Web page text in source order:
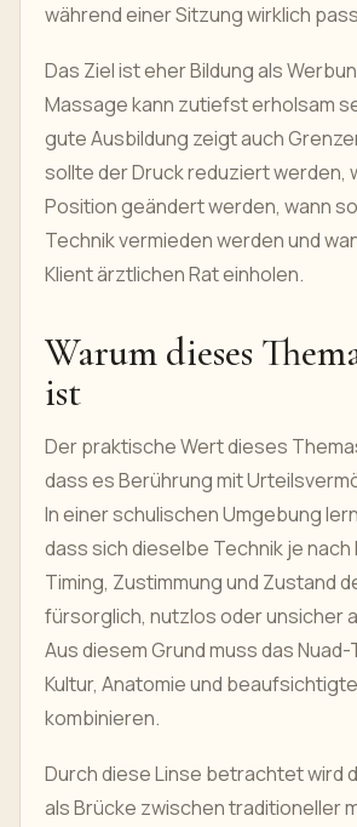
während einer Sitzung wirklich
Das Ziel ist eher Bildung als
Massage kann zutiefst erholsam
gute Ausbildung zeigt auch
sollte der Druck reduziert werden,
Position geändert werden, wann
Technik vermieden werden und
Klient ärztlichen Rat einholen.
Warum dieses
ist
Der praktische Wert dieses
dass es Berührung mit
In einer schulischen Umgebung
dass sich dieselbe Technik je nach
Timing, Zustimmung und Zustand
fürsorglich, nutzlos oder unsicher
Aus diesem Grund muss das
Kultur, Anatomie und
kombinieren.
Durch diese Linse betrachtet wird
als Brücke zwischen traditioneller